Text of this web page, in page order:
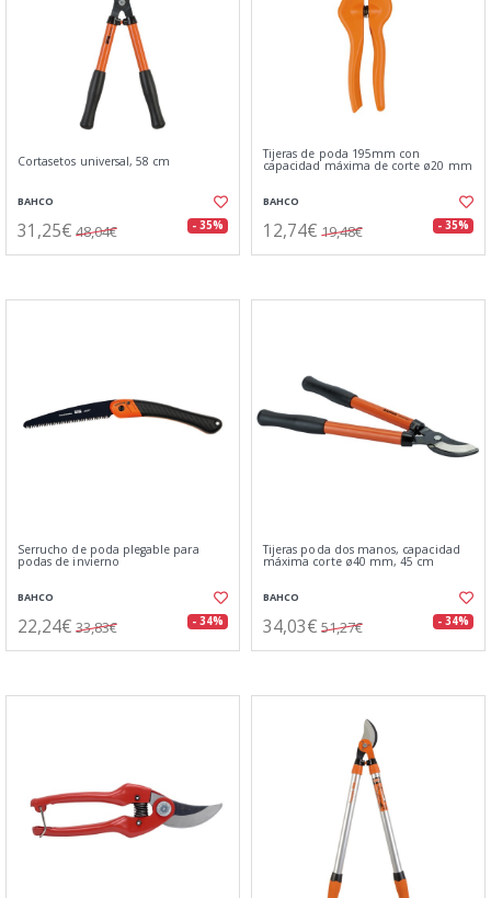
Cortasetos universal, 58 cm
BAHCO
31,25€ 48,04€ - 35%
Tijeras de poda 195mm con
capacidad máxima de corte ø20 mm
BAHCO
12,74€ 19,48€ - 35%
Serrucho de poda plegable para
podas de invierno
BAHCO
22,24€ 33,83€ - 34%
Tijeras poda dos manos, capacidad
máxima corte ø40 mm, 45 cm
BAHCO
34,03€ 51,27€ - 34%